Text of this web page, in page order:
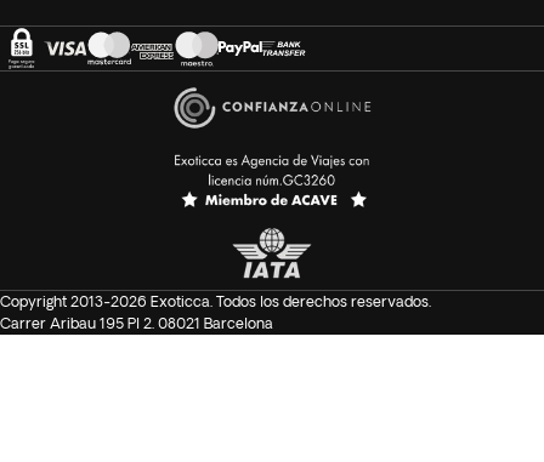
Copyright 2013-2026 Exoticca. Todos los derechos reservados.
Carrer Aribau 195 Pl 2. 08021 Barcelona